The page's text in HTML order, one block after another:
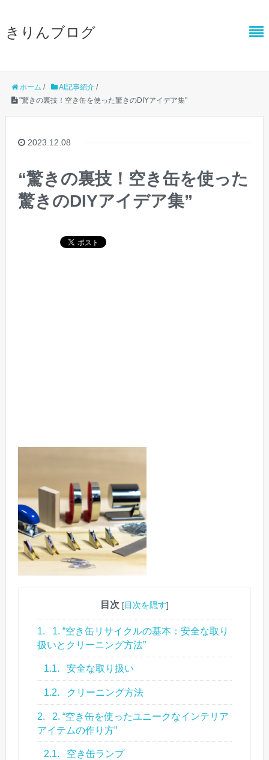
きりんブログ
ホーム / AI記事紹介/
"驚きの裏技！空き缶を使った驚きのDIYアイデア集"
2023.12.08
“驚きの裏技！空き缶を使った
驚きのDIYアイデア集”
目次 [目次を隠す]
1.
1. “空き缶リサイクルの基本：安全な取り
扱いとクリーニング方法”
1.1. 安全な取り扱い
1.2. クリーニング方法
2.
2. “空き缶を使ったユニークなインテリア
アイテムの作り方”
2.1. 空き缶ランプ